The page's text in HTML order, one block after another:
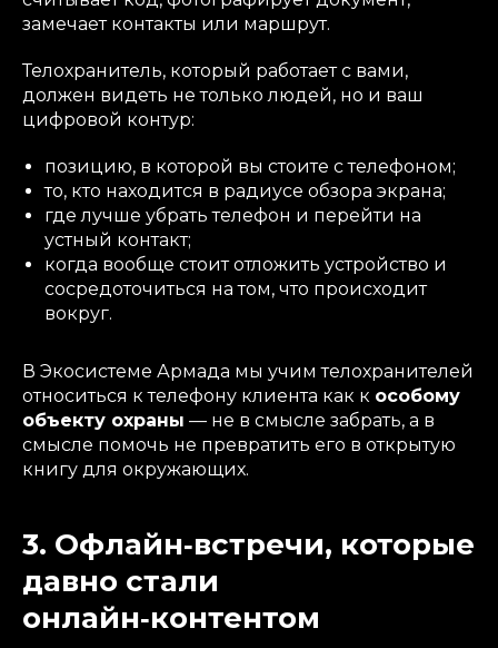
замечает контакты или маршрут.
Телохранитель, который работает с вами,
должен видеть не только людей, но и ваш
цифровой контур:
позицию, в которой вы стоите с телефоном;
то, кто находится в радиусе обзора экрана;
где лучше убрать телефон и перейти на
устный контакт;
когда вообще стоит отложить устройство и
сосредоточиться на том, что происходит
вокруг.
В Экосистеме Армада мы учим телохранителей
относиться к телефону клиента как к особому
объекту охраны — не в смысле забрать, а в
смысле помочь не превратить его в открытую
книгу для окружающих.
3. Офлайн‑встречи, которые
давно стали
онлайн‑контентом